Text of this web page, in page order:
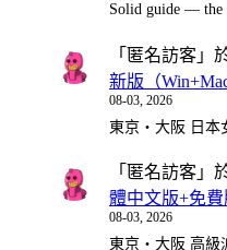
Solid guide —
「 匿名訪客 」
新版（
08-03, 2026
東京・大阪 日本
「 匿名訪客 」
體中文版+免費
08-03, 2026
東京・大阪 高